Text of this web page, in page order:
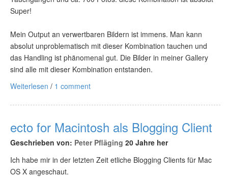
Super!
Mein Output an verwertbaren Bildern ist immens. Man kann
absolut unproblematisch mit dieser Kombination tauchen und
das Handling ist phänomenal gut. Die Bilder in meiner Gallery
sind alle mit dieser Kombination entstanden.
Weiterlesen / 1 comment
ecto for Macintosh als Blogging Client
Geschrieben von: Peter Pfläging 20 Jahre her
Ich habe mir in der letzten Zeit etliche Blogging Clients für Mac
OS X angeschaut.